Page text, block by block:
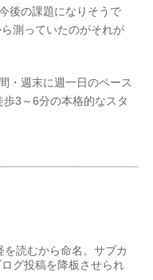
後の課題になりそうで
測っていたのがそれが
・週末に週一日のペース
3～6分の本格的なスタ
読むから命名。サブカ
グ投稿を降板させられ